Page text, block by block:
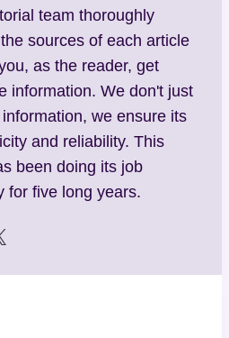
team thoroughly
sources of each article
as the reader, get
information. We don't just
we ensure its
and reliability. This
been doing its job
for five long years.